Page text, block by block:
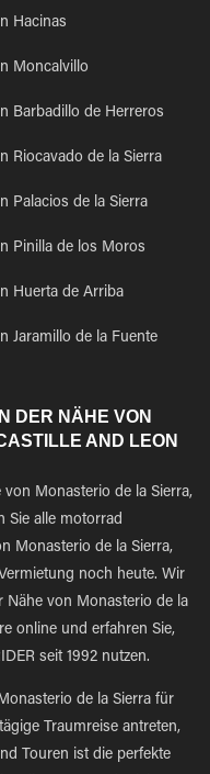
Hacinas
Moncalvillo
Barbadillo de Herreros
Riocavado de la Sierra
Palacios de la Sierra
Pinilla de los Moros
Huerta de Arriba
Jaramillo de la Fuente
DER NÄHE VON
AND LEON
Monasterio de la Sierra,
Sie alle motorrad
Monasterio de la Sierra,
noch heute. Wir
Nähe von Monasterio de la
online und erfahren Sie,
seit 1992 nutzen.
de la Sierra für
Traumreise antreten,
Touren ist die perfekte